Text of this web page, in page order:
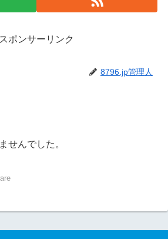
スポンサーリンク
8796.jp管理人
せんでした。